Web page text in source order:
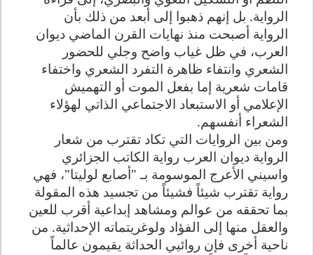
الرواية. بل إنهم ذهبوا إلى أبعد من ذلك بأن
الرواية أصبحت منذ نهايات القرن الماضي ديوان
العرب، في ظل غياب واضح وجلي للحضور
الشعري وانتفاء ظاهرة التفرد الشعري واختفاء
قامات شعرية إما بفعل الموت أو التهميش
الإعلامي أو الاستبعاد الاجتماعي الذاتي لهؤلاء
الشعراء أنفسهم.
ومن بين الروايات التي تكاد تقترب من شعار
الرواية ديوان العرب رواية الكاتب الجزائري
واسيني الأعرج الموسومة بـ "أصابع لوليتا"، فهي
رواية تقترب شيئاً فشيئاً من تجسيد هذه المقولة
بما تحققه من عوالم ومشاهد إبداعية أقرب للعين
والعقل منها إلى الفؤاد ولوغريتماته الإحداثية. من
ناحية أخرى فإن روائيي الحداثة يقيمون عالماً